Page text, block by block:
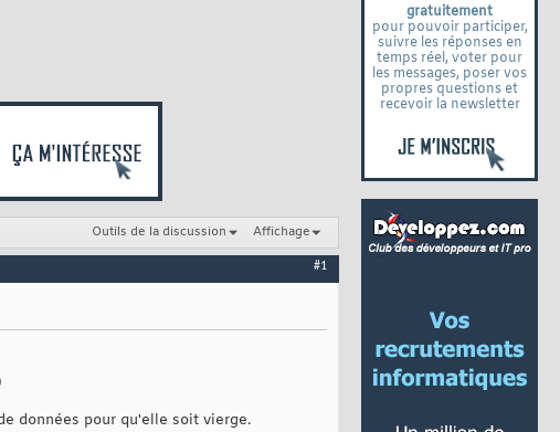
gratuitement
pour pouvoir participer,
suivre les réponses en
temps réel, voter pour
les messages, poser vos
propres questions et
recevoir la newsletter
Outils de la discussion Affichage
#1
données pour qu'elle soit vierge.